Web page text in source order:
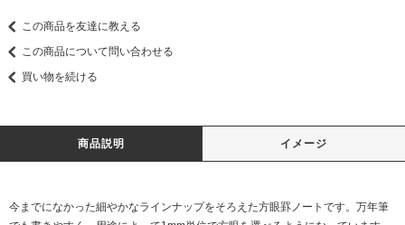
この商品を友達に教える
この商品について問い合わせる
買い物を続ける
商品説明 イメージ
今までになかった細やかなラインナップをそろえた方眼罫ノートです。万年筆